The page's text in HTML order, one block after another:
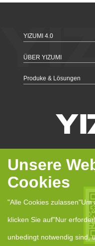
Unsere
Cookies
"Alle Cookies zulassen"Um
klicken Sie auf"Nur
unbedingt notwendig sind,
YIZUMI 4.0
ÜBER YIZUMI
Produke & Lösungen